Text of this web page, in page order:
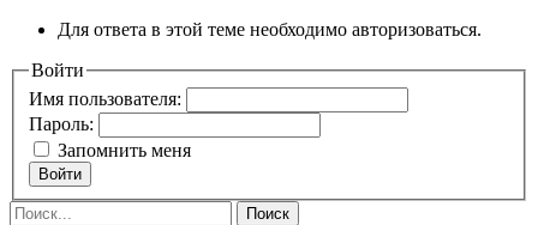
Для ответа в этой теме необходимо авторизоваться.
Войти
Имя пользователя:
Пароль:
Запомнить меня
Войти